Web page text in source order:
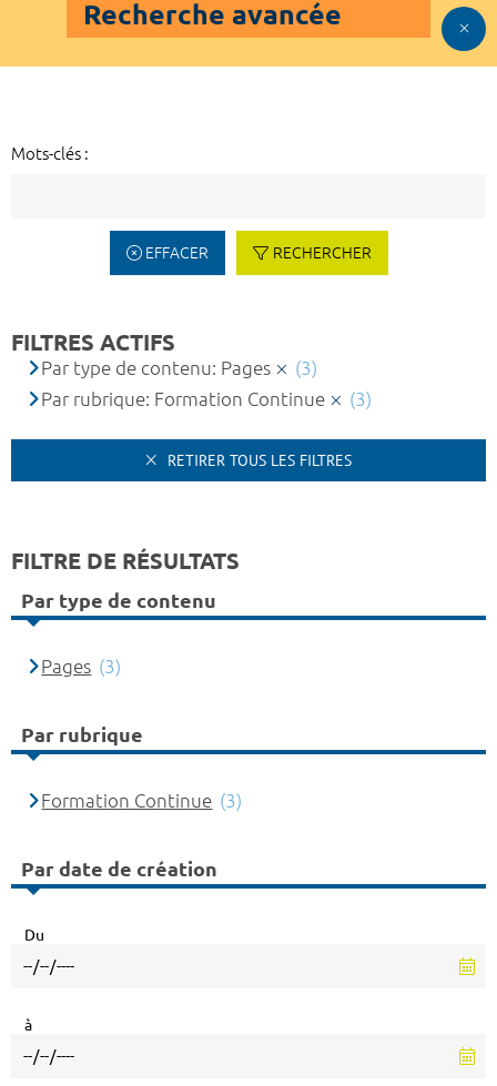
Recherche avancée
Mots-clés :
EFFACER RECHERCHER
FILTRES ACTIFS
Par type de contenu: Pages
(3)
Par rubrique: Formation Continue
(3)
RETIRER TOUS LES FILTRES
FILTRE DE RÉSULTATS
Par type de contenu
Pages (3)
Par rubrique
Formation Continue (3)
Par date de création
Du
à